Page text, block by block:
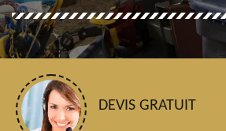
DEVIS GRATUIT